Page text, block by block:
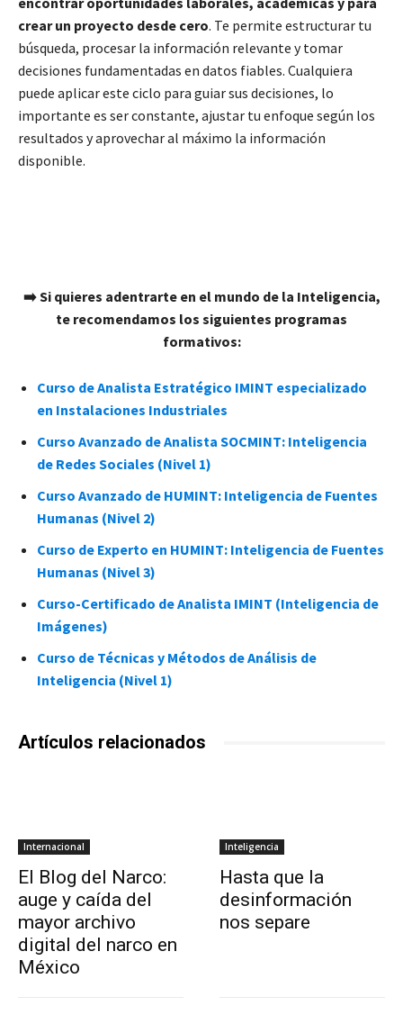
crear un proyecto desde cero. Te permite estructurar tu
búsqueda, procesar la información relevante y tomar
decisiones fundamentadas en datos fiables. Cualquiera
puede aplicar este ciclo para guiar sus decisiones, lo
importante es ser constante, ajustar tu enfoque según los
resultados y aprovechar al máximo la información
disponible.
➡️ Si quieres adentrarte en el mundo de la Inteligencia,
te recomendamos los siguientes programas
formativos:
Curso de Analista Estratégico IMINT especializado
en Instalaciones Industriales
Curso Avanzado de Analista SOCMINT: Inteligencia
de Redes Sociales (Nivel 1)
Curso Avanzado de HUMINT: Inteligencia de Fuentes
Humanas (Nivel 2)
Curso de Experto en HUMINT: Inteligencia de Fuentes
Humanas (Nivel 3)
Curso-Certificado de Analista IMINT (Inteligencia de
Imágenes)
Curso de Técnicas y Métodos de Análisis de
Inteligencia (Nivel 1)
Artículos relacionados
Internacional
El Blog del Narco:
auge y caída del
mayor archivo
digital del narco en
México
Inteligencia
Hasta que la
desinformación
nos separe